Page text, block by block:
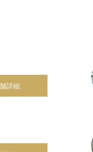
詳細